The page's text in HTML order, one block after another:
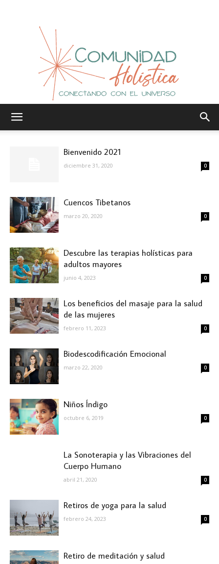
Holística
Bienvenido 2021
diciembre 31, 2020 0
Cuencos Tibetanos
marzo 20, 2020 0
Descubre las terapias holísticas para
adultos mayores
junio 4, 2023 0
Los beneficios del masaje para la salud
de las mujeres
febrero 11, 2023 0
Biodescodificación Emocional
marzo 22, 2020 0
Niños Índigo
octubre 6, 2019 0
La Sonoterapia y las Vibraciones del
Cuerpo Humano
abril 21, 2020 0
Retiros de yoga para la salud
febrero 24, 2023 0
Retiro de meditación y salud